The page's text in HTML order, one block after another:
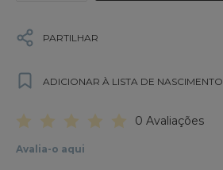
PARTILHAR
ADICIONAR À LISTA DE NASCIMENTO
0 Avaliações
Avalia-o aqui